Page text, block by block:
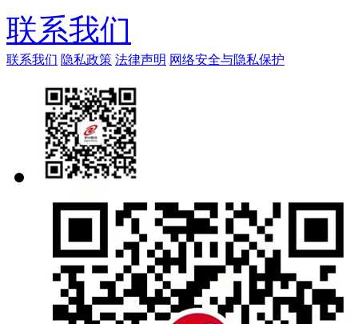
联系我们
联系我们 隐私政策 法律声明 网络安全与隐私保护